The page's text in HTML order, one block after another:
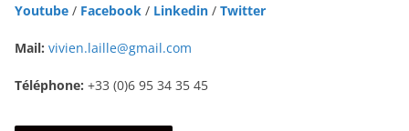
Youtube / Facebook / Linkedin / Twitter
Mail: vivien.laille@gmail.com
Téléphone: +33 (0)6 95 34 35 45